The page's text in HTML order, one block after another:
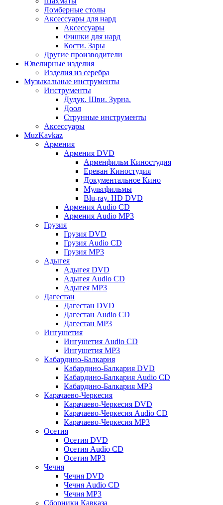
Ломберные столы
Аксессуары для нард
Аксессуары
Фишки для нард
Кости. Зары
Другие производители
Ювелирные изделия
Изделия из серебра
Музыкальные инструменты
Инструменты
Дудук. Шви. Зурна.
Доол
Струнные инструменты
Аксессуары
MuzKavkaz
Армения
Армения DVD
Арменфильм Киностудия
Ереван Киностудия
Документальное Кино
Мультфильмы
Blu-ray. HD DVD
Армения Audio CD
Армения Audio MP3
Грузия
Грузия DVD
Грузия Audio CD
Грузия MP3
Адыгея
Адыгея DVD
Адыгея Audio CD
Адыгея MP3
Дагестан
Дагестан DVD
Дагестан Audio CD
Дагестан MP3
Ингушетия
Ингушетия Audio CD
Ингушетия MP3
Кабардино-Балкария
Кабардино-Балкария DVD
Кабардино-Балкария Audio CD
Кабардино-Балкария MP3
Карачаево-Черкесия
Карачаево-Черкесия DVD
Карачаево-Черкесия Audio CD
Карачаево-Черкесия MP3
Осетия
Осетия DVD
Осетия Audio CD
Осетия MP3
Чечня
Чечня DVD
Чечня Audio CD
Чечня MP3
Сборники Кавказа